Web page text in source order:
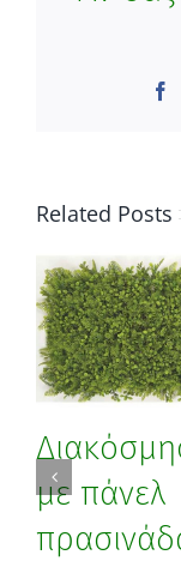
Related Posts
με πάνελ